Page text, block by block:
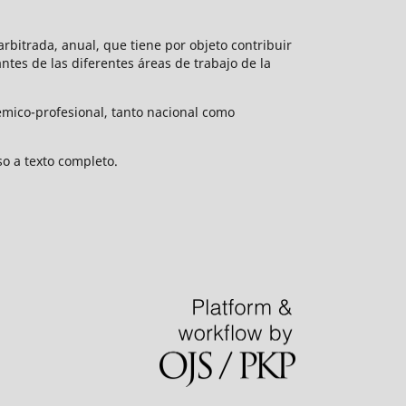
anual, que tiene por objeto contribuir
de las diferentes áreas de trabajo de la
profesional, tanto nacional como
a texto completo.